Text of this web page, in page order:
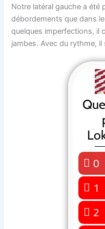
Notre latéral gauche a été
débordements que dans
quelques imperfections, il
jambes. Avec du rythme,
0
1
2